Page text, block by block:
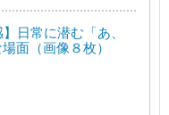
日常に潜む「あ、
面（画像８枚）